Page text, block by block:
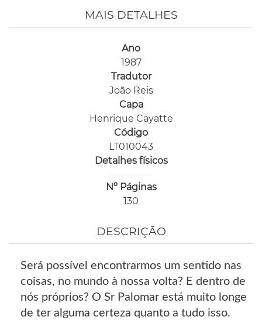
MAIS DETALHES
Ano
1987
Tradutor
João Reis
Capa
Henrique Cayatte
Código
LT010043
Detalhes físicos
Nº Páginas
130
DESCRIÇÃO
Será possível encontrarmos um sentido nas
coisas, no mundo à nossa volta? E dentro de
nós próprios? O Sr Palomar está muito longe
de ter alguma certeza quanto a tudo isso.